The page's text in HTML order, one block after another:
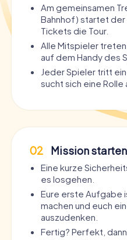
Am gemeinsamen
Bahnhof) startet
Tickets die Tour.
Alle Mitspieler
auf dem Handy des
Jeder Spieler tritt
sucht sich eine Rolle
02 Mission starten
Eine kurze
es losgehen.
Eure erste Aufgabe
machen und euch
auszudenken.
Fertig? Perfekt,